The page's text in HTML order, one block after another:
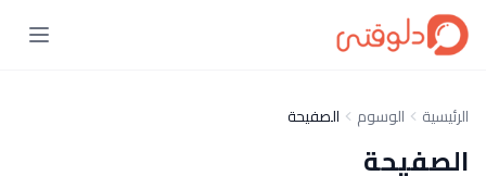
الرئيسية الوسوم الصفيحة
الصفيحة